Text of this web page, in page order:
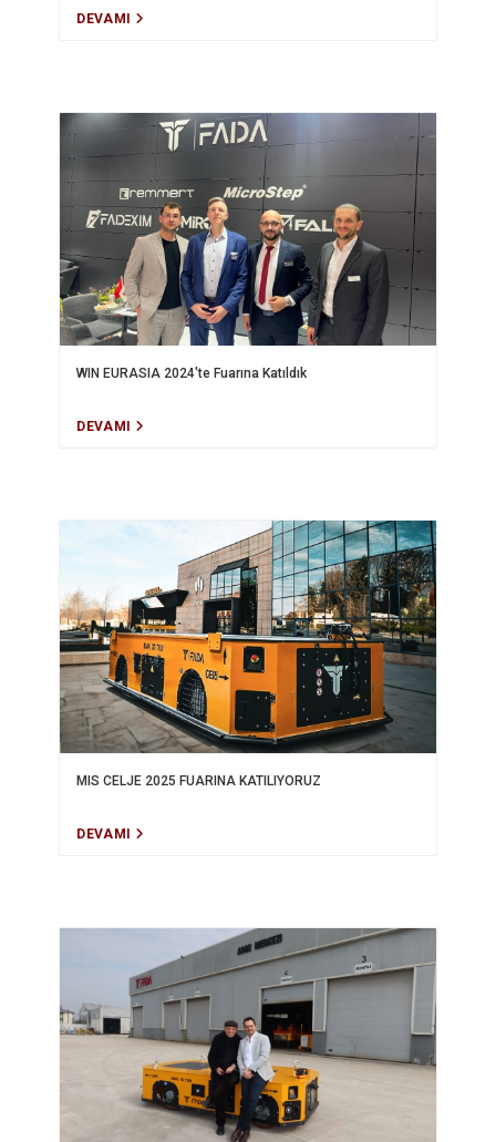
DEVAMI
WIN EURASIA 2024'te Fuarına Katıldık
DEVAMI
MIS CELJE 2025 FUARINA KATILIYORUZ
DEVAMI